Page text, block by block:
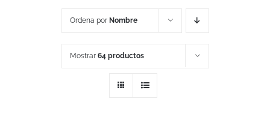
Ordena por Nombre
Mostrar 64 productos